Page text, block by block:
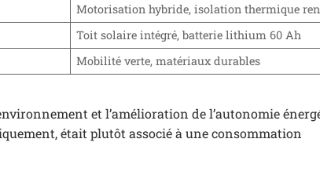
Motorisation hybride, isolation thermique
Toit solaire intégré, batterie lithium 60 Ah
Mobilité verte, matériaux durables
et l’amélioration de l’autonomie
était plutôt associé à une consommation